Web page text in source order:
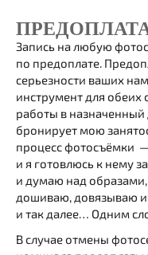
Запись на любую
по предоплате.
серьезности ваших
инструмент для обеих
работы в
бронирует мою
процесс фотосъёмки
и я готовлюсь к нему
и думаю над
дошиваю, довязываю
и так далее… Одним
В случае отмены